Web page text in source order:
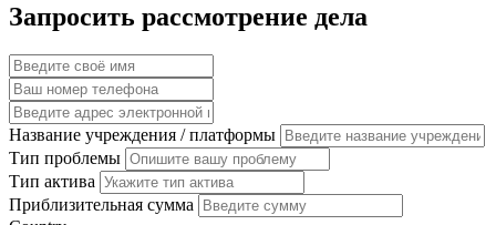
Запросить рассмотрение дела
Название учреждения / платформы
Тип проблемы
Тип актива
Приблизительная сумма